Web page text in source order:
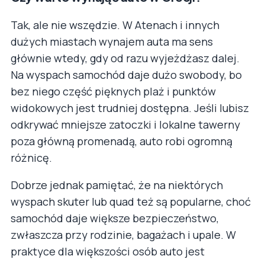
Tak, ale nie wszędzie. W Atenach i innych
dużych miastach wynajem auta ma sens
głównie wtedy, gdy od razu wyjeżdżasz dalej.
Na wyspach samochód daje dużo swobody, bo
bez niego część pięknych plaż i punktów
widokowych jest trudniej dostępna. Jeśli lubisz
odkrywać mniejsze zatoczki i lokalne tawerny
poza główną promenadą, auto robi ogromną
różnicę.
Dobrze jednak pamiętać, że na niektórych
wyspach skuter lub quad też są popularne, choć
samochód daje większe bezpieczeństwo,
zwłaszcza przy rodzinie, bagażach i upale. W
praktyce dla większości osób auto jest